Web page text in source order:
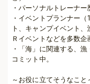
・パーソナルトレーナー
・イベントプランナー
ト、キャンプイベント
Ｒイベントなどを多数企
・「海」に関連する、
コミット中。
～お役に立てそうなこと